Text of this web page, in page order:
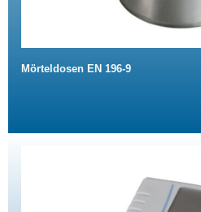
Mörteldosen EN 196-9